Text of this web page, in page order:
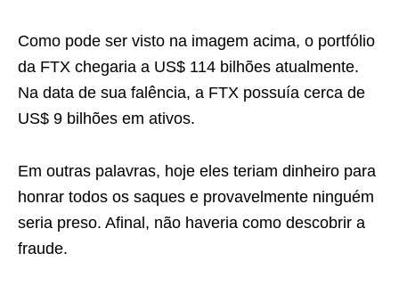
Como pode ser visto na imagem acima, o portfólio
da FTX chegaria a US$ 114 bilhões atualmente.
Na data de sua falência, a FTX possuía cerca de
US$ 9 bilhões em ativos.
Em outras palavras, hoje eles teriam dinheiro para
honrar todos os saques e provavelmente ninguém
seria preso. Afinal, não haveria como descobrir a
fraude.